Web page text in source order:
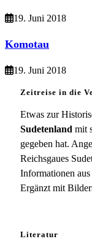
19. Juni 2018
Komotau
19. Juni 2018
Zeitreise in die
Etwas zur
Sudetenland mit
gegeben hat.
Reichsgaues
Informationen
Ergänzt mit
Literatur